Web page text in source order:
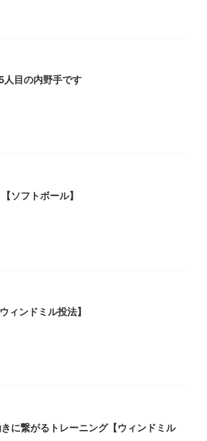
人目の内野手です
ソフトボール】
ィンドミル投法】
に繋がるトレーニング【ウィンドミル